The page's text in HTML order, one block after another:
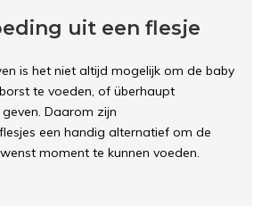
uit een flesje
is het niet altijd mogelijk om de baby
te voeden, of überhaupt
Daarom zijn
een handig alternatief om de
moment te kunnen voeden.